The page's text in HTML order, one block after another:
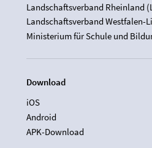
Landschaftsverband Rheinland
Landschaftsverband Westfalen-
Ministerium für Schule und
Download
iOS
Android
APK-Download